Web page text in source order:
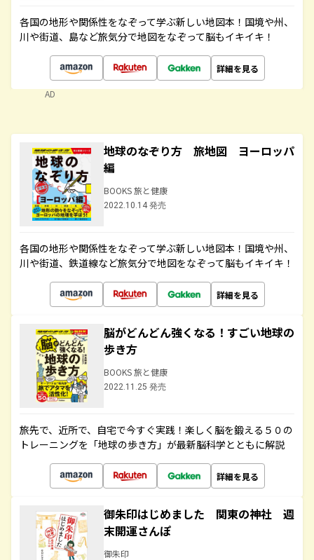
各国の地形や関係性をなぞって学ぶ新しい地図本！国境や州、
川や街道、島など旅気分で地図をなぞって脳もイキイキ！
詳細を見る
AD
地球のなぞり方 旅地図 ヨーロッパ
編
BOOKS 旅と健康
2022.10.14 発売
各国の地形や関係性をなぞって学ぶ新しい地図本！国境や州、
川や街道、鉄道線など旅気分で地図をなぞって脳もイキイキ！
詳細を見る
脳がどんどん強くなる！すごい地球の
歩き方
BOOKS 旅と健康
2022.11.25 発売
旅先で、近所で、自宅で今すぐ実践！楽しく脳を鍛える５０の
トレーニングを「地球の歩き方」が最新脳科学とともに解説
詳細を見る
御朱印はじめました 関東の神社 週
末開運さんぽ
御朱印